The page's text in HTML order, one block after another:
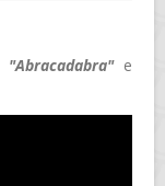
"Abracadabra"e